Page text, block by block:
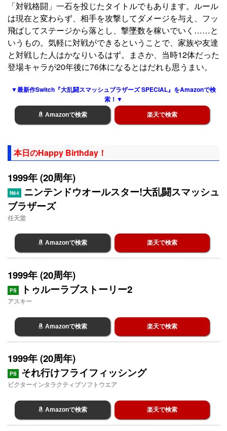
「対戦格闘」一石を投じたタイトルでもあります。ルール
は現在と変わらず、相手を攻撃してダメージを与え、フッ
飛ばしてステージから落とし、撃墜数を稼いでいく……と
いうもの。気軽に対戦ができるということで、家族や友達
と対戦した人はかなりいるはず。まさか、当時12体だった
登場キャラが20年後に76体になるとはだれも思うまい。
▼最新作Switch『大乱闘スマッシュブラザーズ SPECIAL』をAmazonで検
索！▼
Amazonで検索 楽天で検索
本日のHappy Birthday！
1999年 (20周年)
N64
ニンテンドウオールスター!大乱闘スマッシュ
ブラザーズ
任天堂
Amazonで検索 楽天で検索
1999年 (20周年)
PS トゥルーラブストーリー2
アスキー
Amazonで検索 楽天で検索
1999年 (20周年)
PS それ行けフライフィッシング
ビクターインタラクティブソフトウエア
Amazonで検索 楽天で検索